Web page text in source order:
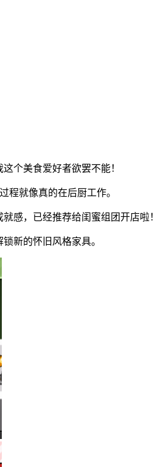
个美食爱好者欲罢不能！
程就像真的在后厨工作。
感，已经推荐给闺蜜组团开店啦！
新的怀旧风格家具。